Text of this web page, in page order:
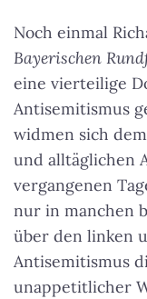
Noch einmal
Bayerischen
eine vierteilige
Antisemitismus
widmen sich
und alltäglichen
vergangenen
nur in manchen
über den linken
Antisemitismus
unappetitlicher